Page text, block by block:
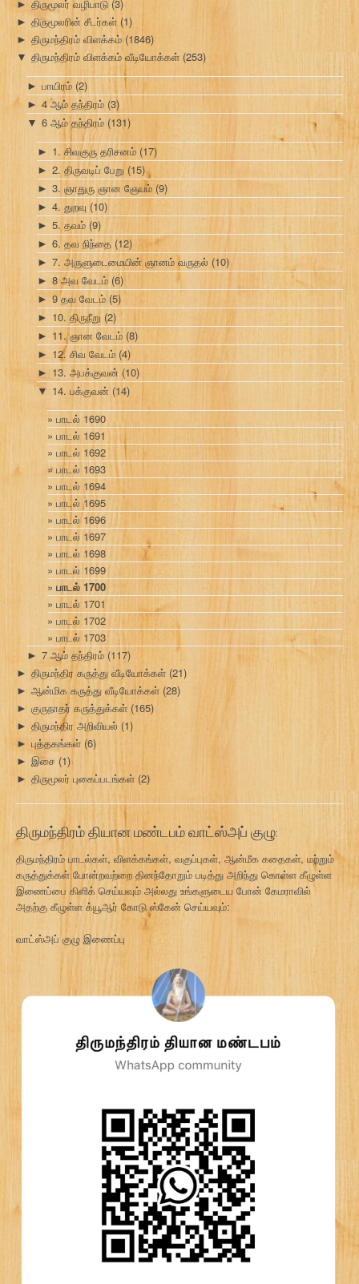
► திருமூலர் வழிபாடு (3)
► திருமூலரின் சீடர்கள் (1)
► திருமந்திரம் விளக்கம் (1846)
▼ திருமந்திரம் விளக்கம் வீடியோக்கள் (253)
► பாயிரம் (2)
► 4 ஆம் தந்திரம் (3)
▼ 6 ஆம் தந்திரம் (131)
► 1. சிவகுரு தரிசனம் (17)
► 2. திருவடிப் பேறு (15)
► 3. ஞாதுரு ஞான ஞேயம் (9)
► 4. துறவு (10)
► 5. தவம் (9)
► 6. தவ நிந்தை (12)
► 7. அருளுடைமையின் ஞானம் வருதல் (10)
► 8 அவ வேடம் (6)
► 9 தவ வேடம் (5)
► 10. திருநீறு (2)
► 11. ஞான வேடம் (8)
► 12. சிவ வேடம் (4)
► 13. அபக்குவன் (10)
▼ 14. பக்குவன் (14)
பாடல் 1690
பாடல் 1691
பாடல் 1692
பாடல் 1693
பாடல் 1694
பாடல் 1695
பாடல் 1696
பாடல் 1697
பாடல் 1698
பாடல் 1699
பாடல் 1700
பாடல் 1701
பாடல் 1702
பாடல் 1703
► 7 ஆம் தந்திரம் (117)
► திருமந்திர கருத்து வீடியோக்கள் (21)
► ஆன்மிக கருத்து வீடியோக்கள் (28)
► குருநாதர் கருத்துக்கள் (165)
► திருமந்திர அறிவியல் (1)
► புத்தகங்கள் (6)
► இசை (1)
► திருமூலர் புகைப்படங்கள் (2)
திருமந்திரம் தியான மண்டபம் வாட்ஸ்அப் குழு:
திருமந்திரம் பாடல்கள், விளக்கங்கள், வகுப்புகள், ஆன்மீக கதைகள், மற்றும்
கருத்துக்கள் போன்றவற்றை தினந்தோறும் படித்து அறிந்து கொள்ள கீழுள்ள
இணைப்பை கிளிக் செய்யவும் அல்லது உங்களுடைய போன் கேமராவில்
அதற்கு கீழுள்ள க்யூஆர் கோடு ஸ்கேன் செய்யவும்:
வாட்ஸ்அப் குழு இணைப்பு